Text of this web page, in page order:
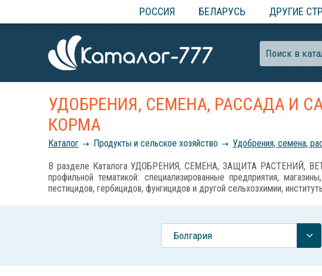
РОССИЯ БЕЛАРУСЬ ДРУГИЕ
УДОБРЕНИЯ, СЕМЕНА, РАССАДА И
КОРМА
Каталог Продукты и сельское хозяйство Удобрения, семена,
В разделе Каталога УДОБРЕНИЯ, СЕМЕНА, ЗАЩИТА РАСТЕНИЙ,
профильной тематикой: специализированные предприятия,
пестицидов, гербицидов, фунгицидов и другой сельхозхимии,
Болгария